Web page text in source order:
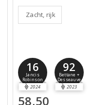
Zacht, rijk
16
Jancis
Robinson
2024
92
Bettane +
Desseauve
2023
58,50